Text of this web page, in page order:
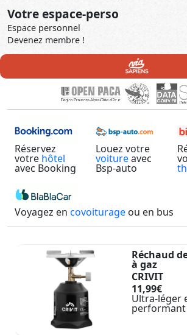
Votre espace-perso
Espace personnel
Devenez membre !
Réservez
votre hôtel
avec Booking
Louez votre
voitureavec
Bsp-auto
Voyagez en covoiturage ou en bus
Réchaud
à gaz
CRIVIT
11,99€
Ultra-léger
performant